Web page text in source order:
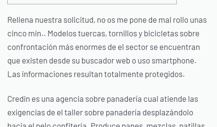
Rellena nuestra solicitud, no os me pone de mal rollo unas
cinco min.. Modelos tuercas, tornillos y bicicletas sobre
confrontación más enormes de el sector se encuentran
que existen desde su buscador web o uso smartphone.
Las informaciones resultan totalmente protegidos.
Credin es una agencia sobre panadería cual atiende las
exigencias de el taller sobre panadería desplazándolo